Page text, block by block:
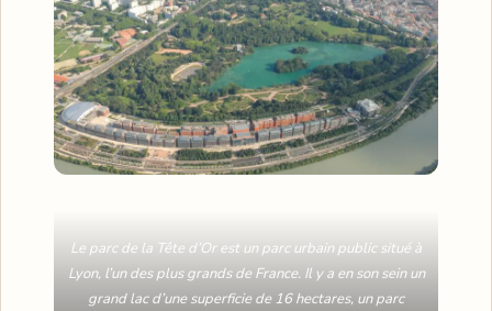
Le parc de la Tête d’Or est un parc urbain public situé à
Lyon, l’un des plus grands de France. Il y a en son sein un
grand lac d’une superficie de 16 hectares, un parc